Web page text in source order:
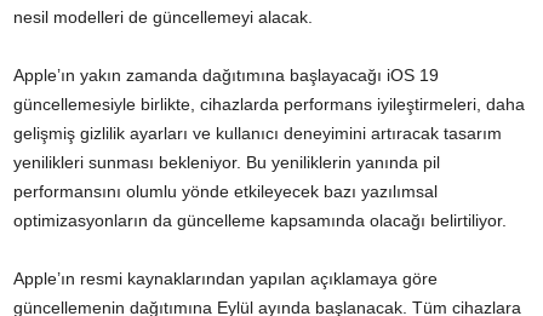
nesil modelleri de güncellemeyi alacak.
Apple’ın yakın zamanda dağıtımına başlayacağı iOS 19
güncellemesiyle birlikte, cihazlarda performans iyileştirmeleri, daha
gelişmiş gizlilik ayarları ve kullanıcı deneyimini artıracak tasarım
yenilikleri sunması bekleniyor. Bu yeniliklerin yanında pil
performansını olumlu yönde etkileyecek bazı yazılımsal
optimizasyonların da güncelleme kapsamında olacağı belirtiliyor.
Apple’ın resmi kaynaklarından yapılan açıklamaya göre
güncellemenin dağıtımına Eylül ayında başlanacak. Tüm cihazlara